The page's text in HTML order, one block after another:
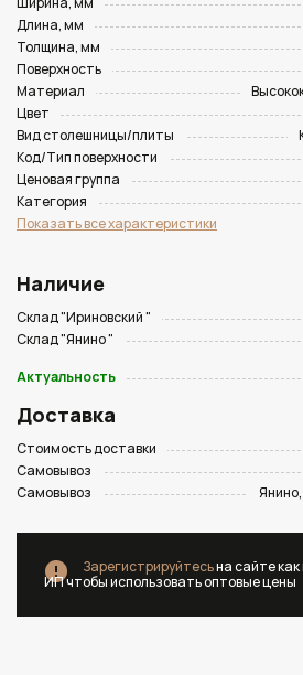
Длина, мм
Толщина, мм
Поверхность
Материал
Цвет
Вид столешницы/плиты
Код/Тип поверхности
Ценовая группа
Категория
Показать все характеристики
Наличие
Склад "Ириновский "
Склад "Янино "
Актуальность
Доставка
Стоимость доставки
Самовывоз
Самовывоз
Зарегистрируйтесьна сайте
ИП чтобы использовать оптовые цены